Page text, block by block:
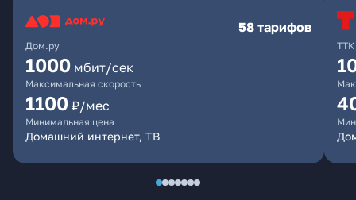
Дом.ру
58 тарифов
1000 мбит/сек
Максимальная скорость
1100 ₽/мес
Минимальная цена
Домашний интернет, ТВ
ТТК